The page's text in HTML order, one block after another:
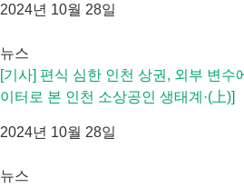
2024년 10월 28일
뉴스
[기사] 편식 심한 인천 상권, 외부 변수
이터로 본 인천 소상공인 생태계·(上)]
2024년 10월 28일
뉴스